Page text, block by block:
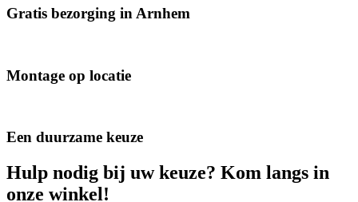
Gratis bezorging in Arnhem
Montage op locatie
Een duurzame keuze
Hulp nodig bij uw keuze? Kom langs in
onze winkel!